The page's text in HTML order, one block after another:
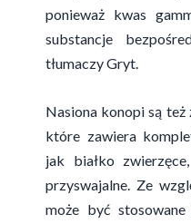
ponieważ kwas
substancje
tłumaczy Gryt.
Nasiona konopi są też
które zawiera
jak białko
przyswajalne. Ze
może być